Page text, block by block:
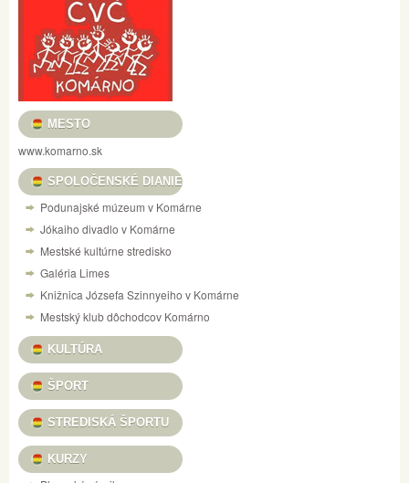
MESTO
www.komarno.sk
SPOLOČENSKÉ DIANIE
Podunajské múzeum v Komárne
Jókaiho divadlo v Komárne
Mestské kultúrne stredisko
Galéria Limes
Knižnica Józsefa Szinnyeiho v Komárne
Mestský klub dôchodcov Komárno
KULTÚRA
ŠPORT
STREDISKÁ ŠPORTU
KURZY